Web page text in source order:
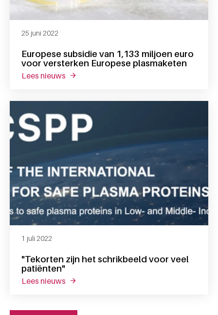
Europese subsidie van 1,133 miljoen euro
voor versterken Europese plasmaketen
25 juni 2022
lees nieuws over europese subsidie van 1,133
"Tekorten zijn het schrikbeeld voor veel
patiënten"
1 juli 2022
lees nieuws over "tekorten zijn het schrikbeeld voor